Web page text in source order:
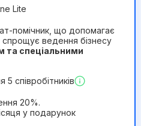
Вигідний
Lite
помічник, що допомагає
спрощує ведення бізнесу
та спеціальними
співробітників
20%.
у подарунок